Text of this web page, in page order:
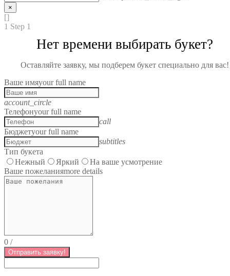
×
[]
1 Step 1
Нет времени выбирать букет?
Оставляйте заявку, мы подберем букет специально для вас!
Ваше имяyour full name
account_circle
Телефонyour full name
call
Бюджетyour full name
subtitles
Тип букета
Нежный
Яркий
На ваше усмотрение
Ваше пожеланияmore details
0 /
Отправить заявку!